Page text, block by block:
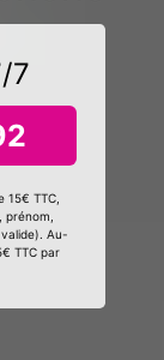
7
TTC,
Au-
TTC par